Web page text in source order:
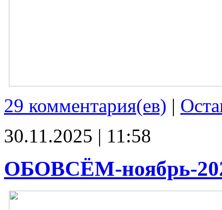
29 комментария(ев) |
30.11.2025 | 11:58
ОБОВСЁМ-ноябрь-